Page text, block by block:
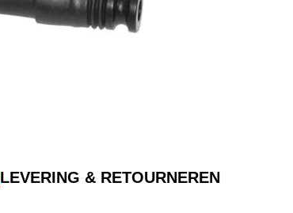
LEVERING & RETOURNEREN